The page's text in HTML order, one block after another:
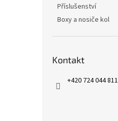
Příslušenství
Boxy a nosiče kol
Kontakt
+420 724 044 811